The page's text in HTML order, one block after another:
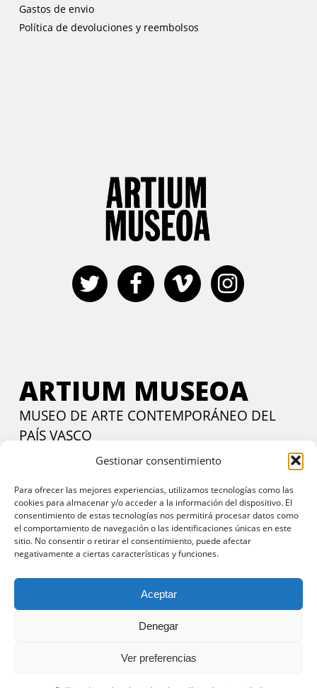
Gestionar consentimiento
Para ofrecer las mejores experiencias, utilizamos tecnologías como las
cookies para almacenar y/o acceder a la información del dispositivo. El
consentimiento de estas tecnologías nos permitirá procesar datos como
el comportamiento de navegación o las identificaciones únicas en este
sitio. No consentir o retirar el consentimiento, puede afectar
negativamente a ciertas características y funciones.
Aceptar
Denegar
Ver preferencias
Gastos de envio
Política de devoluciones y reembolsos
ARTIUM MUSEOA
MUSEO DE ARTE CONTEMPORÁNEO DEL
PAÍS VASCO
Martes a viernes:de 11:00 a 14:00 y de 17:00 a 20:00 h
Sábados y domingos:11:00 a 20:00 h
Entrada gratuitatodos los días en horario de tarde y
domingos todo el día
© 2025 Artium Museoa.Aviso legal y política de privacidad